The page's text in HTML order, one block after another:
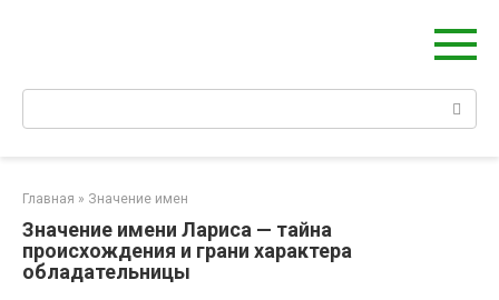
Главная » Значение имен
Значение имени Лариса — тайна
происхождения и грани характера
обладательницы